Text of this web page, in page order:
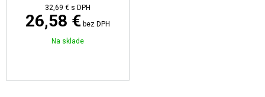
32,69 € s DPH
26,58 € bez DPH
Na sklade